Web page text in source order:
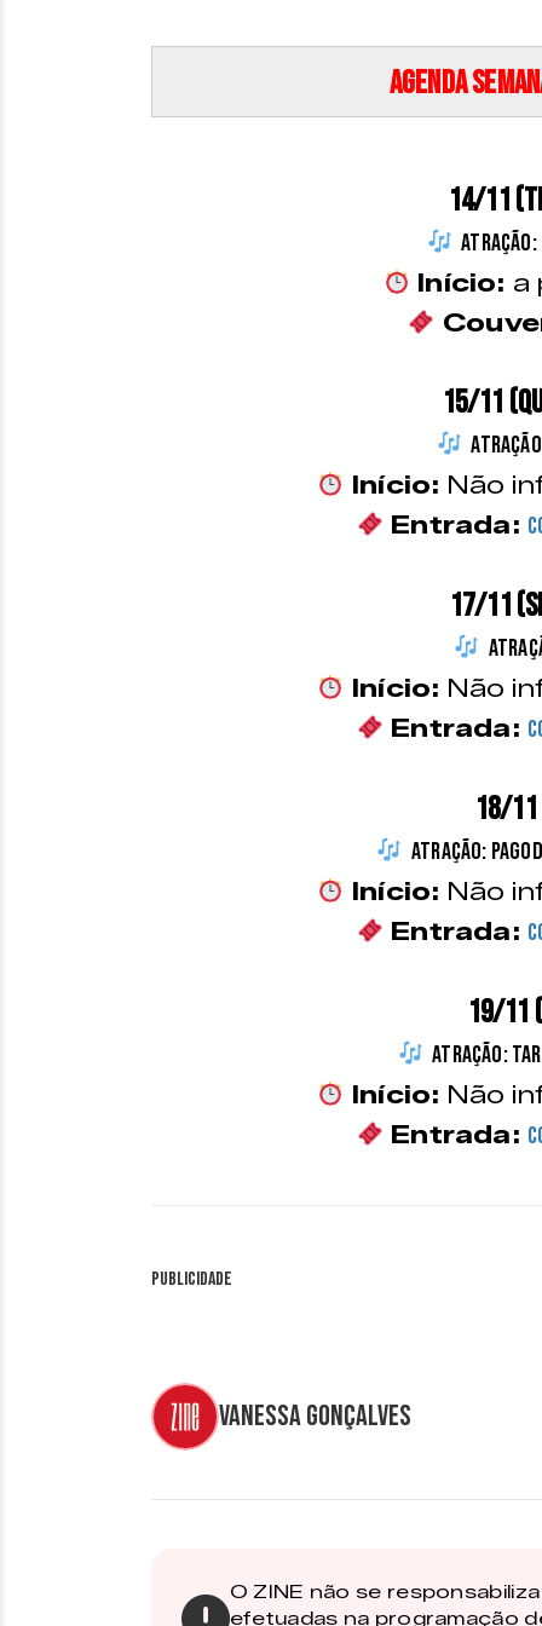
Agenda
14/11
Atração:
Início: a
15/11
Início: Não
Entrada:
17/11
Início: Não
Entrada:
18/11
Atração:
Início: Não
Entrada:
19/11
Atração:
Início: Não
Entrada:
Publicidade
Vanessa Gonçalves
O ZINE não se
efetuadas na programação